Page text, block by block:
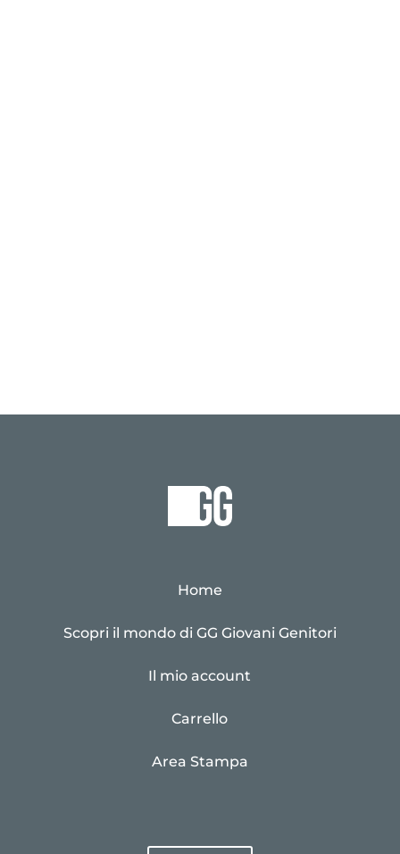
Home
Scopri il mondo di GG Giovani Genitori
Il mio account
Carrello
Area Stampa